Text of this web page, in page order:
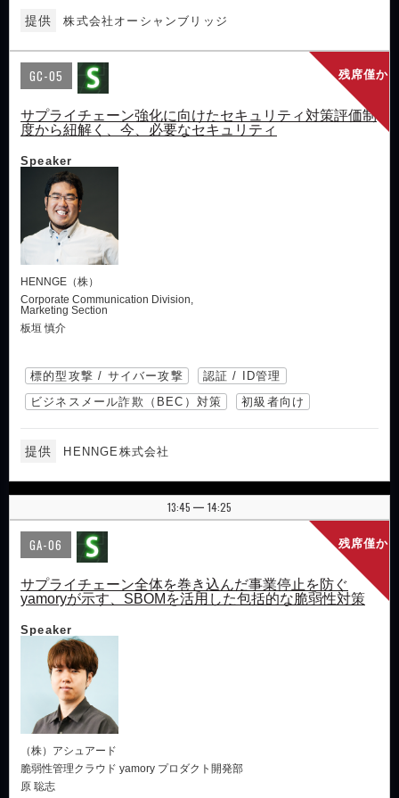
提供 株式会社オーシャンブリッジ
残席僅か
GC-05
サプライチェーン強化に向けたセキュリティ対策評価制
度から紐解く、今、必要なセキュリティ
Speaker
HENNGE（株）
Corporate Communication Division,
Marketing Section
板垣 慎介
標的型攻撃 / サイバー攻撃
認証 / ID管理
ビジネスメール詐欺（BEC）対策
初級者向け
提供 HENNGE株式会社
13:45 | 14:25
残席僅か
GA-06
サプライチェーン全体を巻き込んだ事業停止を防ぐ
yamoryが示す、SBOMを活用した包括的な脆弱性対策
Speaker
（株）アシュアード
脆弱性管理クラウド yamory プロダクト開発部
原 聡志